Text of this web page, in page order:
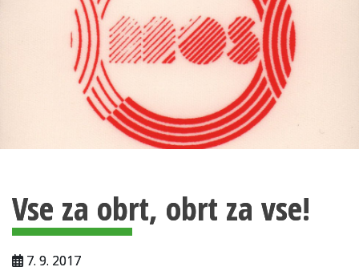
Varstvo osebnih podatkov
Katalog informacij javnega značaja
Vloga za upravne namene
Vloga za čitalnico
Vse za obrt, obrt za vse!
7. 9. 2017